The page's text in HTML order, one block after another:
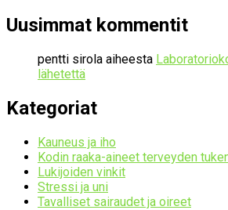
Uusimmat kommentit
pentti sirola aiheesta
lähetettä
Kategoriat
Kauneus ja iho
Kodin raaka-aineet terveyden
Lukijoiden vinkit
Stressi ja uni
Tavalliset sairaudet ja oireet